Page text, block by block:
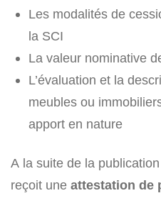
Les modalités de
la SCI
La valeur nominative
L’évaluation et la
meubles ou
apport en nature
A la suite de la
reçoit une attestation de